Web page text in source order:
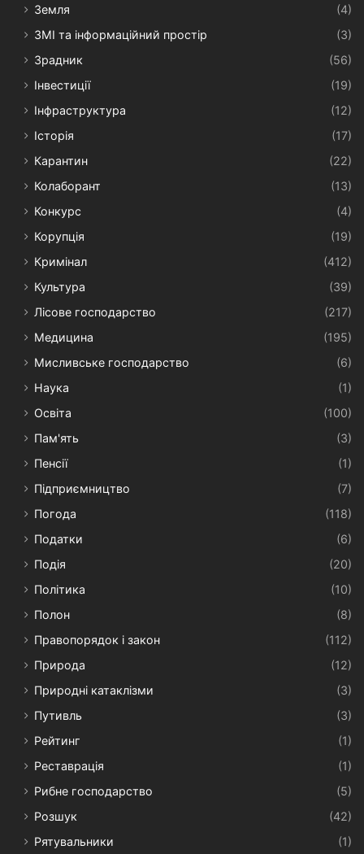
Земля
(4)
ЗМІ та інформаційний простір
(3)
Зрадник
(56)
Інвестиції
(19)
Інфраструктура
(12)
Історія
(17)
Карантин
(22)
Колаборант
(13)
Конкурс
(4)
Корупція
(19)
Кримінал
(412)
Культура
(39)
Лісове господарство
(217)
Медицина
(195)
Мисливське господарство
(6)
Наука
(1)
Освіта
(100)
Пам'ять
(3)
Пенсії
(1)
Підприємництво
(7)
Погода
(118)
Податки
(6)
Подія
(20)
Політика
(10)
Полон
(8)
Правопорядок і закон
(112)
Природа
(12)
Природні катаклізми
(3)
Путивль
(3)
Рейтинг
(1)
Реставрація
(1)
Рибне господарство
(5)
Розшук
(42)
Рятувальники
(1)